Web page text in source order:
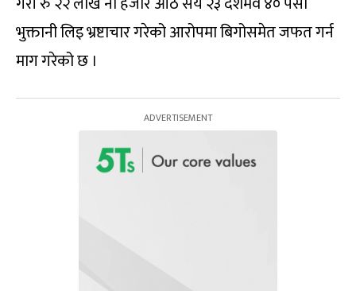
भुक्तानी लिइ भ्रष्टाचार गरेको आरोपमा बिगोसमेत जफत गर्न
माग गरेको छ ।